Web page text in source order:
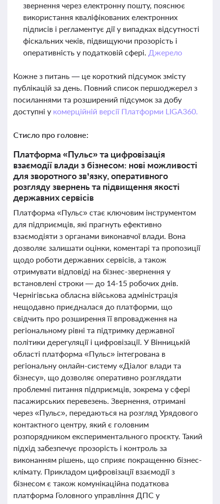
звернення через електронну пошту, пояснює
використання кваліфікованих електронних
підписів і регламентує дії у випадках відсутності
фіскальних чеків, підвищуючи прозорість і
оперативність у податковій сфері. Джерело
Кожне з питань — це короткий підсумок змісту
публікацій за день. Повний список першоджерел з
посиланнями та розширений підсумок за добу
доступні у комерційній версії Платформи LIGA360.
Стисло про головне:
Платформа «Пульс» та цифровізація
взаємодії влади з бізнесом: нові можливості
для зворотного зв’язку, оперативного
розгляду звернень та підвищення якості
державних сервісів
Платформа «Пульс» стає ключовим інструментом
для підприємців, які прагнуть ефективно
взаємодіяти з органами виконавчої влади. Вона
дозволяє залишати оцінки, коментарі та пропозиції
щодо роботи державних сервісів, а також
отримувати відповіді на бізнес-звернення у
встановлені строки — до 14-15 робочих днів.
Чернігівська обласна військова адміністрація
нещодавно приєдналася до платформи, що
свідчить про розширення її впровадження на
регіональному рівні та підтримку державної
політики дерегуляції і цифровізації. У Вінницькій
області платформа «Пульс» інтегрована в
регіональну онлайн-систему «Діалог влади та
бізнесу», що дозволяє оперативно розглядати
проблемні питання підприємців, зокрема у сфері
пасажирських перевезень. Звернення, отримані
через «Пульс», передаються на розгляд Урядового
контактного центру, який є головним
розпорядником експериментального проєкту. Такий
підхід забезпечує прозорість і контроль за
виконанням рішень, що сприяє покращенню бізнес-
клімату. Прикладом цифровізації взаємодії з
бізнесом є також комунікаційна податкова
платформа Головного управління ДПС у